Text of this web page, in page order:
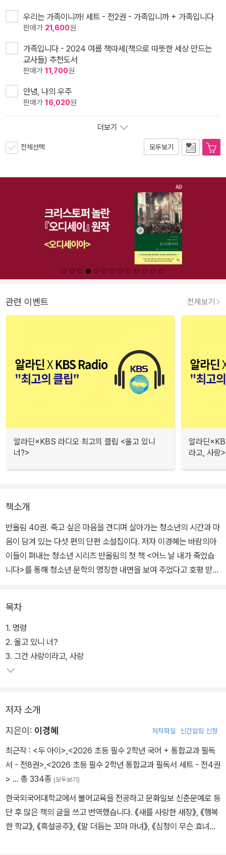
우리는 가족이니까! 세트 - 전2권 - 가족입니까 + 가족입니다
판매가 21,600원
가족입니다 - 2024 여름 책따세(책으로 따뜻한 세상 만드는
교사들) 추천도서
판매가 11,700원
안녕, 나의 우주
판매가 16,020원
더보기
전체선택 모두보기
관련 이벤트 전체보기
알라딘×KBS 라디오 최고의 클립 <울고 있니
너?>
알라딘
라고, 사랑>
책소개
반올림 40권. 죽고 싶은 마음을 견디며 살아가는 청소년의 시간과 마
음이 담겨 있는 다섯 편의 단편 소설집이다. 저자 이경혜는 바람의아
이들이 펴내는 청소년 시리즈 반올림의 첫 책 <어느 날 내가 죽었습
니다>를 통해 청소년 문학의 명징한 내면을 보여 주었다고 호평 받는
다양한 작품을 통해 인물들의 상처와 내면을 예민하게 어루만지는 작
가는 실제 아이들의 이야기와 그들의 생활상을 토대로 독자와 소통하
는 이정표를 꾸준히 제시하고 있다. <그들이 떨어뜨린 것>은 그 여정
에 새로운 발걸음을 더하는 작품으로, 부디 죽으려던 마음만 떨어뜨
리고 무사히 어른이 되기를 바라는 간절한 마음을 전한다.
적인 사건으로부터 이야기가 시작된다. 죽음의 시도에서 실패해 돌아
온 뒤 자신이 진정으로 죽고 싶었던 것이 아니라는 것을 깨우치게 되
목차
1. 명령
2. 울고 있니 너?
3. 그건 사랑이라고, 사랑
저자 소개
지은이: 이경혜 저자파일 신간알림 신청
최근작 : <두 아이> <2026 초등 필수 2학년 국어 + 통합교과 필독
서 - 전8권> <2026 초등 필수 2학년 통합교과 필독서 세트 - 전4권
> … 총 334종 (모두보기)
한국외국어대학교에서 불어교육을 전공하고 문화일보 신춘문예로 등
단 후 많은 책의 글을 쓰고 번역했습니다. 《새를 사랑한 새장》, 《행복
한 학교》, 《흑설공주》, 《말 더듬는 꼬마 마녀》, 《심청이 무슨 효녀